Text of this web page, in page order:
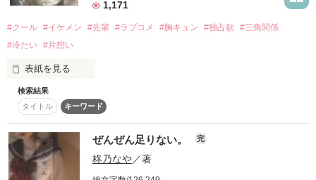
その他の条件 動画あり
基本女子に冷たいのに澪にはわんこ男子になる
篠宮光-ShinomiyaHikaru
そして光を巡ってライバルも登場！？
「貴方なんかに光先輩は渡しませんから。」
再会した恋は、ライバルの登場で大きく動き出す──。
超えられないと思っていた壁を
いとも簡単にぶち壊してくる彼女
色のなかった世界が
君といるだけで変わっていく
ちょっと変わった恋物語
1,171
#クール #イケメン #先輩 #ラブコメ #胸キュン #独占欲
#三角関係
#冷たい #片想い
表紙を見る
無口、無表情、無感情。
「どうしたら、諦めてくれる？」
検索結果
タイトル
キーワード
ぜんぜん足りない。 完
柊乃なや／著